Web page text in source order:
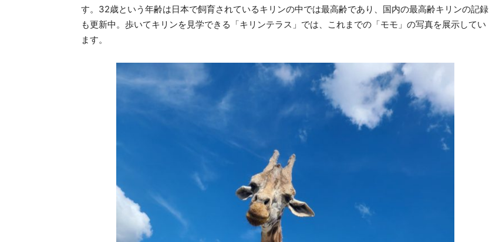
す。32歳という年齢は日本で飼育されているキリンの中では最高齢であり、国内の最高齢キリンの記録
も更新中。歩いてキリンを見学できる「キリンテラス」では、これまでの「モモ」の写真を展示してい
ます。